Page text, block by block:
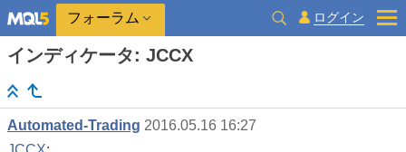
フォーラム ログイン
インディケータ: JCCX
Automated-Trading 2016.05.16 16:27